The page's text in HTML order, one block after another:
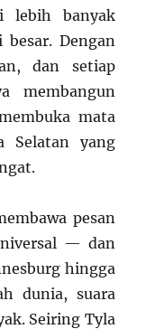
lebih banyak
Dengan
dan setiap
membangun
mata
Selatan yang
pesan
— dan
hingga
dunia, suara
Seiring Tyla